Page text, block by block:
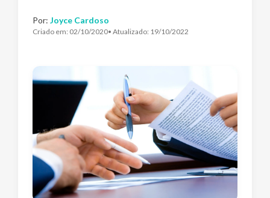
Por: Joyce Cardoso
Criado em: 02/10/2020• Atualizado: 19/10/2022